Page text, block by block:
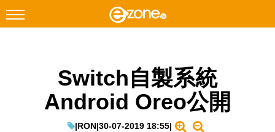
Instagram
Switch自製系統
Android Oreo公開
|RON|30-07-2019 18:55|